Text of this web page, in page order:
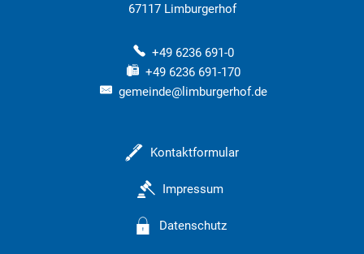
67117 Limburgerhof
+49 6236 691-0
+49 6236 691-170
gemeinde@limburgerhof.de
Kontaktformular
Impressum
Datenschutz